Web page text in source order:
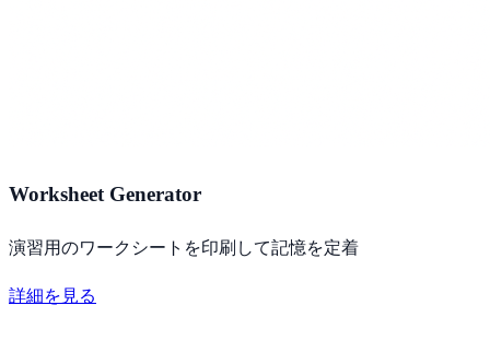
Worksheet Generator
演習用のワークシートを印刷して記憶を定着
詳細を見る